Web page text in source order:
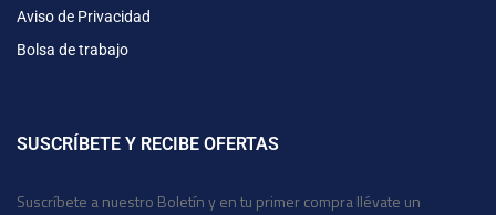
Aviso de Privacidad
Bolsa de trabajo
SUSCRÍBETE Y RECIBE OFERTAS
Suscríbete a nuestro Boletín y en tu primer compra llévate un